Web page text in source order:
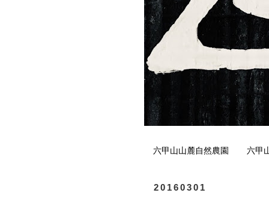
六甲山山麓自然農園 六甲
20160301